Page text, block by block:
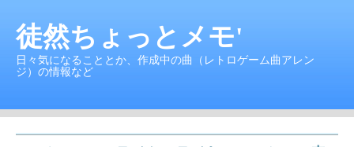
徒然ちょっとメモ'
日々気になることとか、作成中の曲（レトロゲーム曲アレン
ジ）の情報など